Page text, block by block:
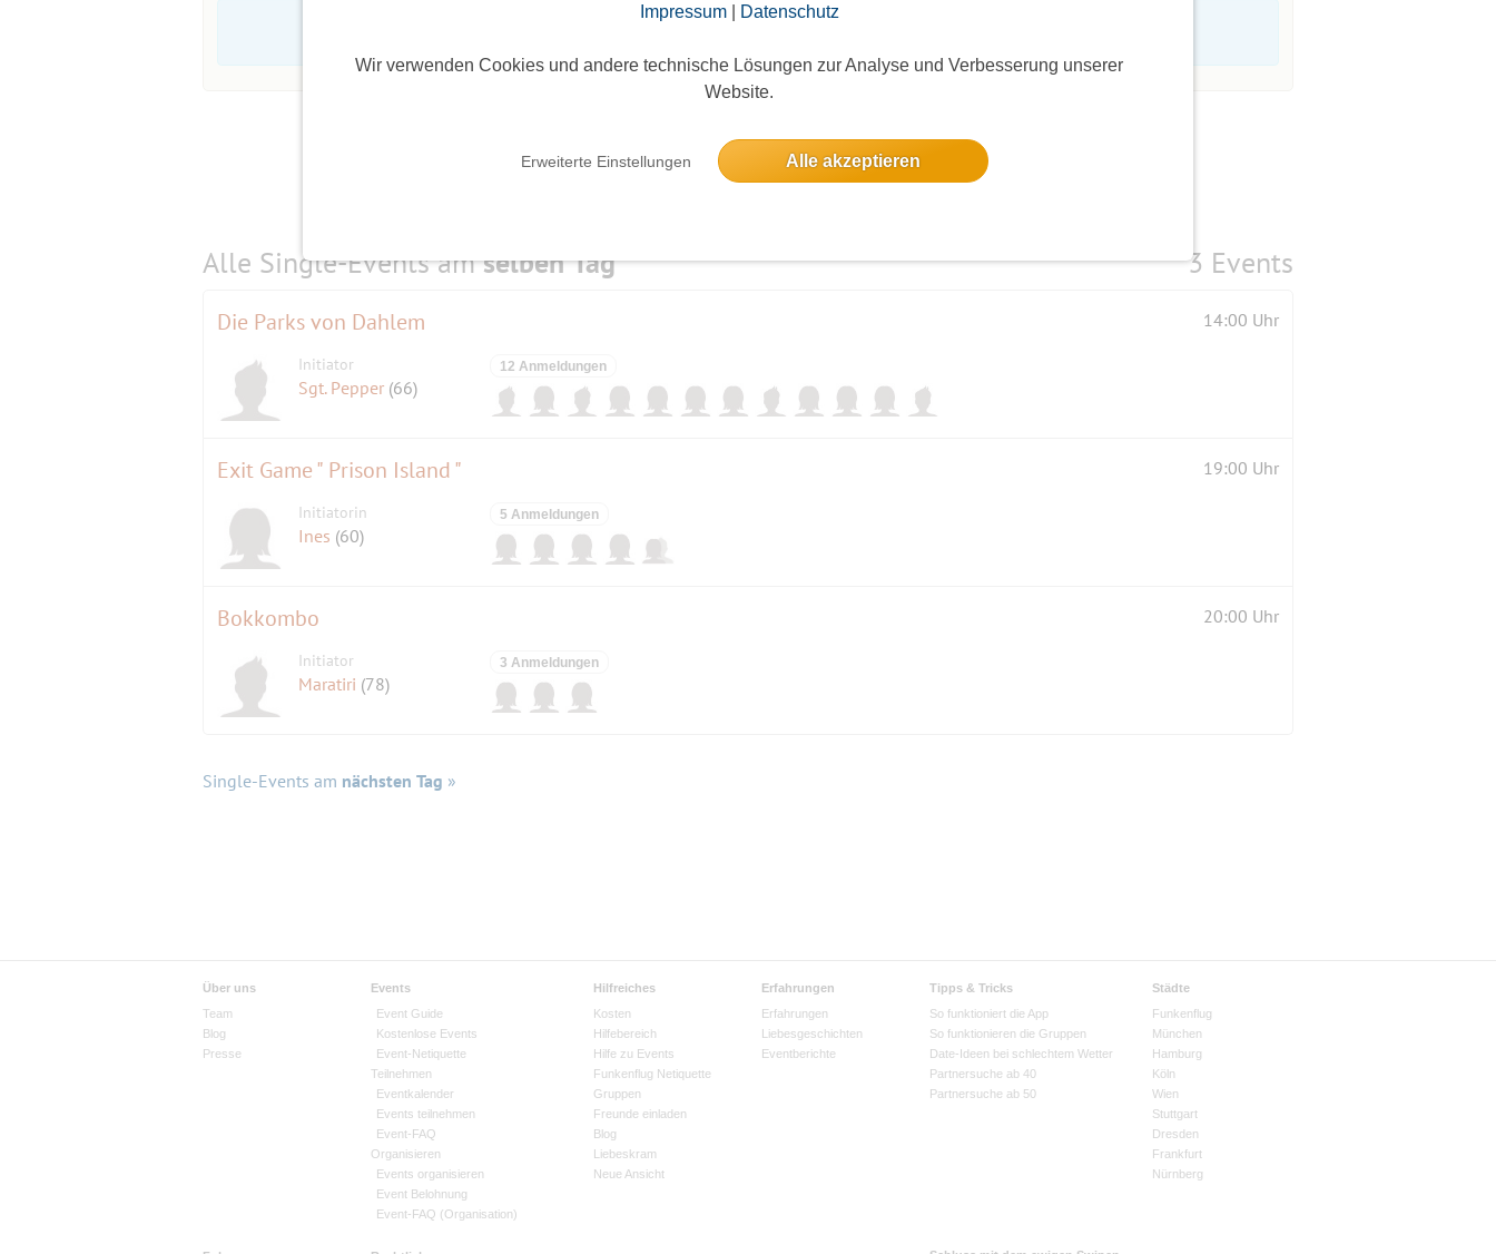
Impressum| Datenschutz
Wir verwenden Cookies und andere technische Lösungen zur Analyse und Verbesserung unserer
Website.
Erweiterte Einstellungen Alle akzeptieren
Alle Single-Events amselben Tag 3 Events
Die Parks von Dahlem 14:00 Uhr
Initiator
Sgt. Pepper (66)
12 Anmeldungen
Exit Game " Prison Island " 19:00 Uhr
Initiatorin
Ines (60)
5 Anmeldungen
Bokkombo 20:00 Uhr
Initiator
Maratiri (78)
3 Anmeldungen
Single-Events am nächsten Tag »
Über uns
Team
Blog
Presse
Events
Event Guide
Kostenlose Events
Event-Netiquette
Teilnehmen
Eventkalender
Events teilnehmen
Event-FAQ
Organisieren
Events organisieren
Event Belohnung
Event-FAQ (Organisation)
Hilfreiches
Kosten
Hilfebereich
Hilfe zu Events
Funkenflug Netiquette
Gruppen
Freunde einladen
Blog
Liebeskram
Neue Ansicht
Erfahrungen
Erfahrungen
Liebesgeschichten
Eventberichte
Tipps & Tricks
So funktioniert die App
So funktionieren die Gruppen
Date-Ideen bei schlechtem Wetter
Partnersuche ab 40
Partnersuche ab 50
Städte
Funkenflug
München
Hamburg
Köln
Wien
Stuttgart
Dresden
Frankfurt
Nürnberg